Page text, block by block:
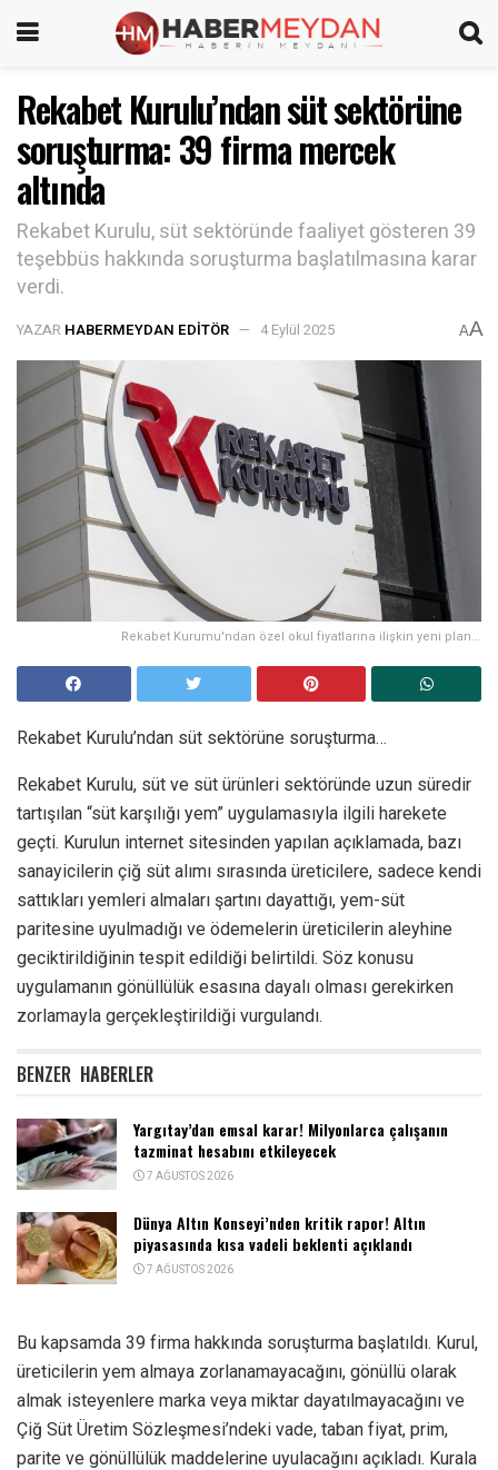
Rekabet Kurulu’ndan süt sektörüne
soruşturma: 39 firma mercek
altında
Rekabet Kurulu, süt sektöründe faaliyet gösteren 39
teşebbüs hakkında soruşturma başlatılmasına karar
verdi.
YAZAR HABERMEYDAN EDITÖR 4 Eylül 2025 AA
Rekabet Kurumu'ndan özel okul fiyatlarına ilişkin yeni plan...
Rekabet Kurulu’ndan süt sektörüne soruşturma…
Rekabet Kurulu, süt ve süt ürünleri sektöründe uzun süredir
tartışılan “süt karşılığı yem” uygulamasıyla ilgili harekete
geçti. Kurulun internet sitesinden yapılan açıklamada, bazı
sanayicilerin çiğ süt alımı sırasında üreticilere, sadece kendi
sattıkları yemleri almaları şartını dayattığı, yem-süt
paritesine uyulmadığı ve ödemelerin üreticilerin aleyhine
geciktirildiğinin tespit edildiği belirtildi. Söz konusu
uygulamanın gönüllülük esasına dayalı olması gerekirken
zorlamayla gerçekleştirildiği vurgulandı.
BENZER HABERLER
Yargıtay’dan emsal karar! Milyonlarca çalışanın
tazminat hesabını etkileyecek
7 AĞUSTOS 2026
Dünya Altın Konseyi’nden kritik rapor! Altın
piyasasında kısa vadeli beklenti açıklandı
7 AĞUSTOS 2026
Bu kapsamda 39 firma hakkında soruşturma başlatıldı. Kurul,
üreticilerin yem almaya zorlanamayacağını, gönüllü olarak
almak isteyenlere marka veya miktar dayatılmayacağını ve
Çiğ Süt Üretim Sözleşmesi’ndeki vade, taban fiyat, prim,
parite ve gönüllülük maddelerine uyulacağını açıkladı. Kurala